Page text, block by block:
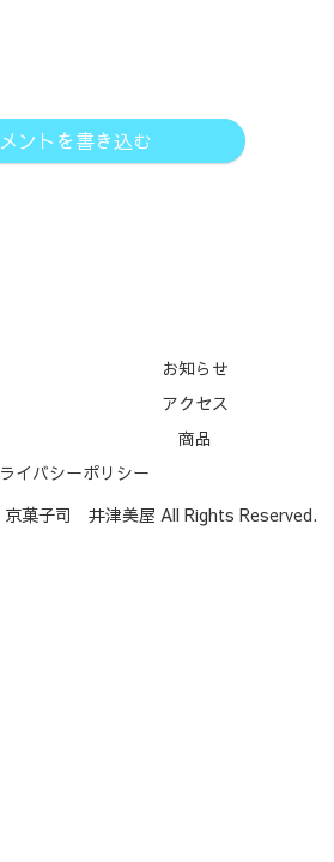
ントを書き込む
お知らせ
アクセス
商品
イバシーポリシー
菓子司 井津美屋 All Rights Reserved.